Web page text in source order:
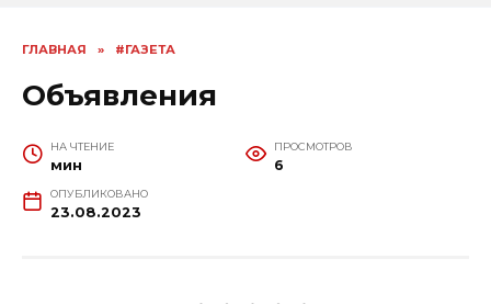
ГЛАВНАЯ » #ГАЗЕТА
Объявления
НА ЧТЕНИЕ
мин
ПРОСМОТРОВ
6
ОПУБЛИКОВАНО
23.08.2023